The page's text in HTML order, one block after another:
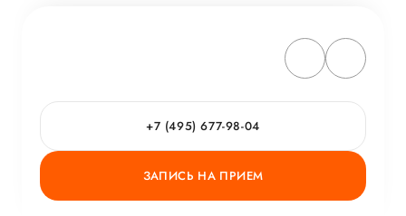
+7 (495) 677-98-04
ЗАПИСЬ НА ПРИЕМ